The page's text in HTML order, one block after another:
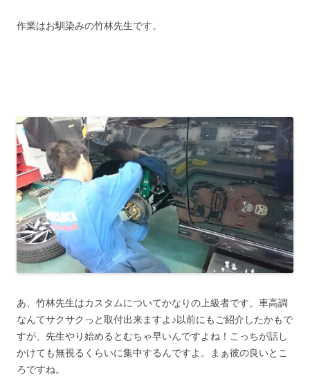
作業はお馴染みの竹林先生です。
あ、竹林先生はカスタムについてかなりの上級者です。車高調
なんてサクサクっと取付出来ますよ♪以前にもご紹介したかもで
すが、先生やり始めるとむちゃ早いんですよね！こっちが話し
かけても無視るくらいに集中するんですよ。まぁ彼の良いとこ
ろですね。